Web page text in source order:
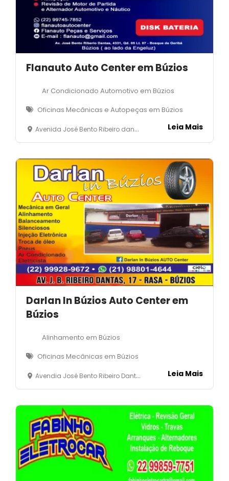
Flanauto Auto Center em Búzios
Ar Condicionado Automotivo em Búzios
Oficinas Mecânicas e Autopeças em Búzios
Avenida José Bento Ribeiro dantas, 4331, quadra 05, lote 07 - Bosque de Geribá- Armação dso Búzios Leia Mais
Darlan In Búzios Auto Center em
Búzios
Alinhamento em Búzios
Oficinas Mecânicas em Búzios
Avendia José Bento Ribeiro Dantas, 17 - Rasa - Armação dos Búzios - Leia Mais